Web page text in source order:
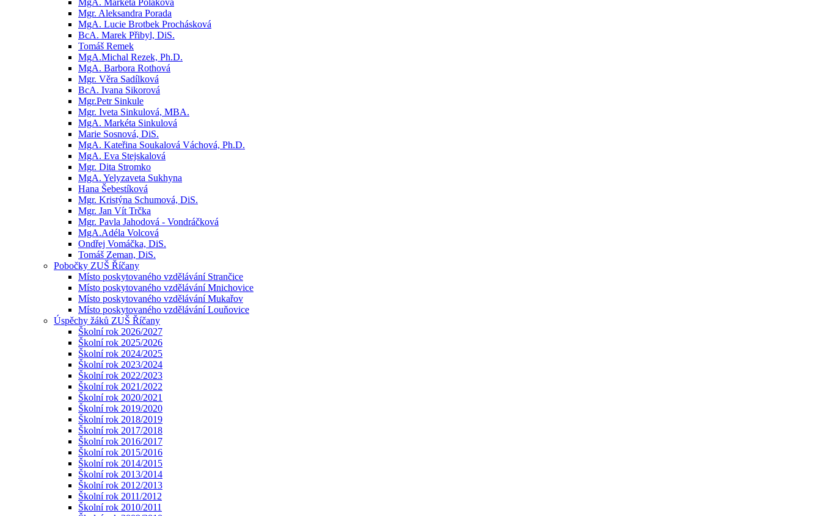
MgA. Markéta Poláková
Mgr. Aleksandra Porada
MgA. Lucie Brotbek Prochásková
BcA. Marek Přibyl, DiS.
Tomáš Remek
MgA.Michal Rezek, Ph.D.
MgA. Barbora Rothová
Mgr. Věra Sadílková
BcA. Ivana Sikorová
Mgr.Petr Sinkule
Mgr. Iveta Sinkulová, MBA.
MgA. Markéta Sinkulová
Marie Sosnová, DiS.
MgA. Kateřina Soukalová Váchová, Ph.D.
MgA. Eva Stejskalová
Mgr. Dita Stromko
MgA. Yelyzaveta Sukhyna
Hana Šebestíková
Mgr. Kristýna Schumová, DiS.
Mgr. Jan Vít Trčka
Mgr. Pavla Jahodová - Vondráčková
MgA.Adéla Volcová
Ondřej Vomáčka, DiS.
Tomáš Zeman, DiS.
Pobočky ZUŠ Říčany
Místo poskytovaného vzdělávání Strančice
Místo poskytovaného vzdělávání Mnichovice
Místo poskytovaného vzdělávání Mukařov
Místo poskytovaného vzdělávání Louňovice
Úspěchy žáků ZUŠ Říčany
Školní rok 2026/2027
Školní rok 2025/2026
Školní rok 2024/2025
Školní rok 2023/2024
Školní rok 2022/2023
Školní rok 2021/2022
Školní rok 2020/2021
Školní rok 2019/2020
Školní rok 2018/2019
Školní rok 2017/2018
Školní rok 2016/2017
Školní rok 2015/2016
Školní rok 2014/2015
Školní rok 2013/2014
Školní rok 2012/2013
Školní rok 2011/2012
Školní rok 2010/2011